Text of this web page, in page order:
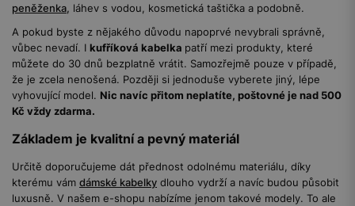
peněženka, láhev s vodou, kosmetická taštička a podobně.
A pokud byste z nějakého důvodu napoprvé nevybrali správně,
vůbec nevadí. I kufříková kabelka patří mezi produkty, které
můžete do 30 dnů bezplatně vrátit. Samozřejmě pouze v případě,
že je zcela nenošená. Později si jednoduše vyberete jiný, lépe
vyhovující model. Nic navíc přitom neplatíte, poštovné je nad 500
Kč vždy zdarma.
Základem je kvalitní a pevný materiál
Určitě doporučujeme dát přednost odolnému materiálu, díky
kterému vám dámské kabelky dlouho vydrží a navíc budou působit
luxusně. V našem e-shopu nabízíme jenom takové modely. To ale